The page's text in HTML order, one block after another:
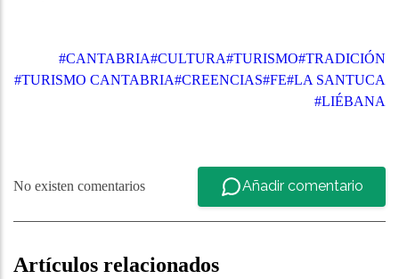
#CANTABRIA#CULTURA#TURISMO#TRADICIÓN
#TURISMO CANTABRIA#CREENCIAS#FE#LA SANTUCA
#LIÉBANA
No existen comentarios Añadir comentario
Artículos relacionados